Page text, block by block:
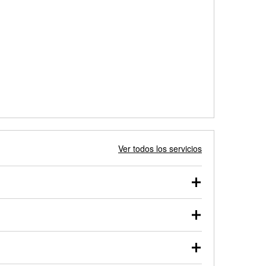
Ver todos los servicios
probarse dentro o fuera del vehículo y cargarse en
de nuestros profesionales te ayudará a encontrar
en el estacionamiento, o desmonta el